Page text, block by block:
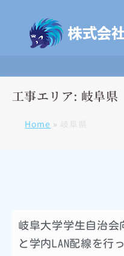
工事エリア: 岐阜県
Home »
岐阜大学学生自治会
と学内LAN配線を行